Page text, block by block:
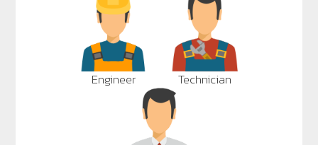
Engineer Technician